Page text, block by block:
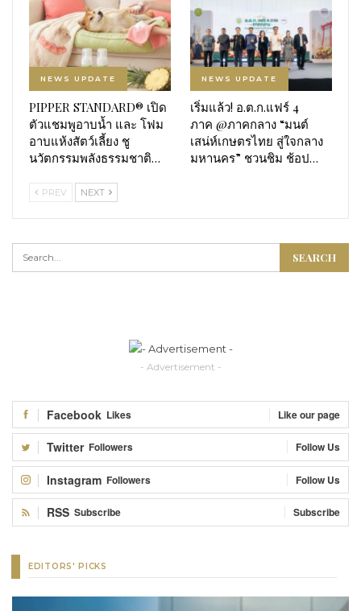
NEWS UPDATE
PIPPER STANDARD® เปิด
ตัวแชมพูอาบน้ำ และ โฟม
อาบแห้งสัตว์เลี้ยง ชู
นวัตกรรมพลังธรรมชาติ…
NEWS UPDATE
เริ่มแล้ว! อ.ต.ก.แฟร์ 4
ภาค @ภาคกลาง “มนต์
เสน่ห์เกษตรไทย สู่ใจกลาง
มหานคร” ชวนชิม ช้อป…
PREV NEXT
- Advertisement -
Facebook Likes Like our page
Twitter Followers Follow Us
Instagram Followers Follow Us
RSS Subscribe Subscribe
EDITORS' PICKS